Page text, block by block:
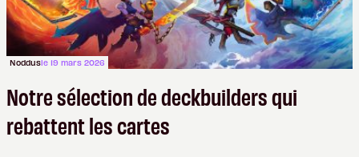
Noddusle 19 mars 2026
Notre sélection de deckbuilders qui
rebattent les cartes